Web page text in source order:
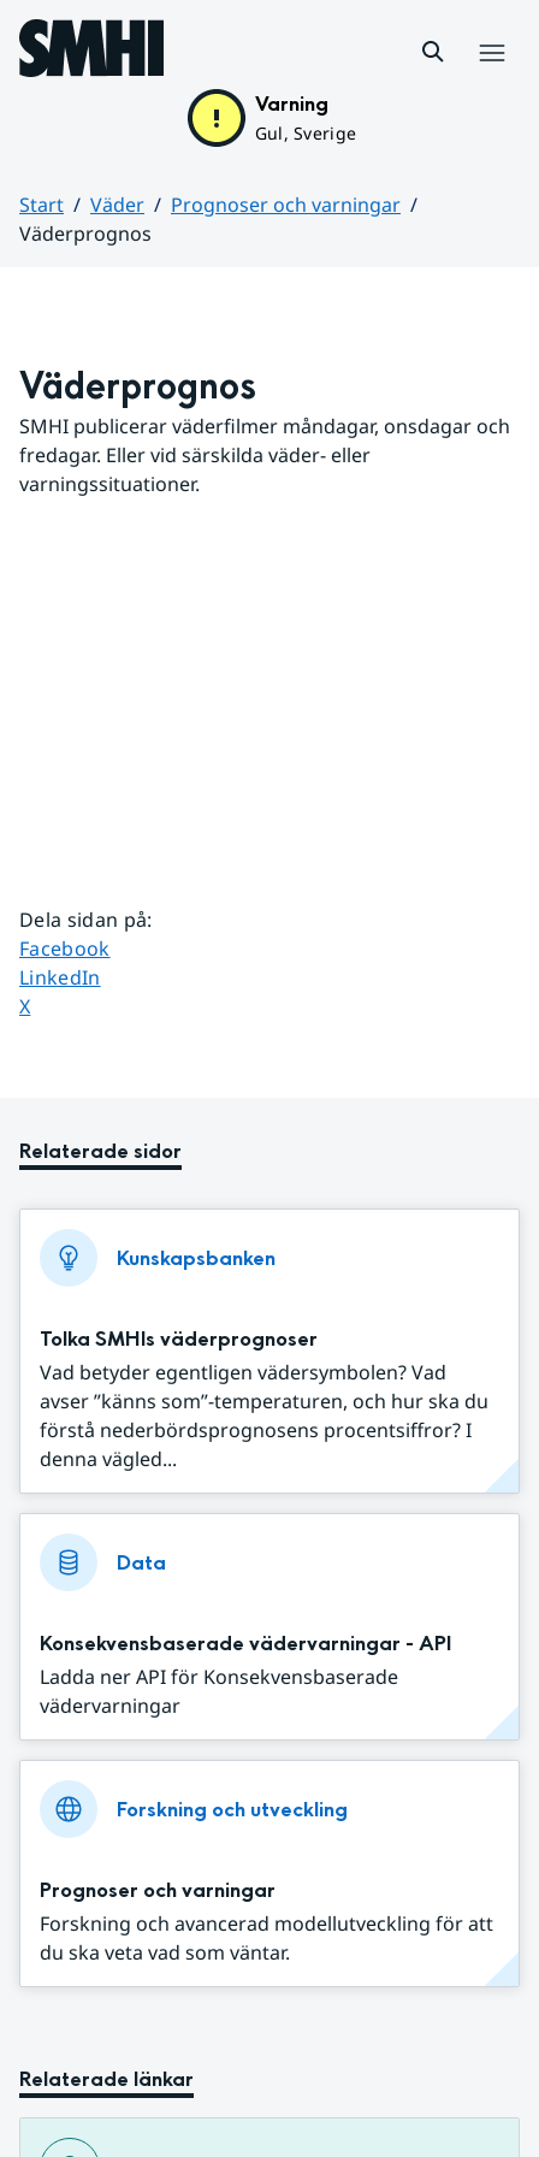
Hoppa till sidans innehåll
Varning
Gul, Sverige
Start Väder
Prognoser och varningar
Väderprognos
Väderprognos
SMHI publicerar väderfilmer måndagar, onsdagar och
fredagar. Eller vid särskilda väder- eller
varningssituationer.
Dela sidan på:
Dela sidan på
Facebook
Dela sidan på
LinkedIn
Dela sidan på
X
Relaterade sidor
Kunskapsbanken
Tolka SMHIs väderprognoser
Vad betyder egentligen vädersymbolen? Vad
avser ”känns som”-temperaturen, och hur ska du
förstå nederbördsprognosens procentsiffror? I
denna vägled...
Data
Konsekvensbaserade vädervarningar - API
Ladda ner API för Konsekvensbaserade
vädervarningar
Forskning och utveckling
Prognoser och varningar
Forskning och avancerad modellutveckling för att
du ska veta vad som väntar.
Relaterade länkar